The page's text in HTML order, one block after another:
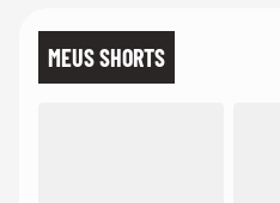
MEUS SHORTS